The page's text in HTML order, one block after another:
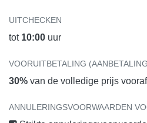
UITCHECKEN
tot 10:00 uur
VOORUITBETALING
30% van de volledige prijs
ANNULERINGSVOORWAARDEN